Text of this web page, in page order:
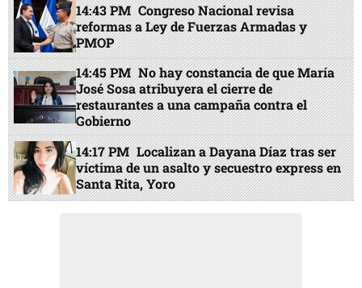
14:43 PM Congreso Nacional revisa
reformas a Ley de Fuerzas Armadas y
PMOP
14:45 PM No hay constancia de que María
José Sosa atribuyera el cierre de
restaurantes a una campaña contra el
Gobierno
14:17 PM Localizan a Dayana Díaz tras ser
víctima de un asalto y secuestro express en
Santa Rita, Yoro